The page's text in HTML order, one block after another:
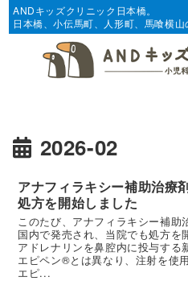
ANDキッズクリニック日本橋。
日本橋、小伝馬町、人形町、馬喰横
2026-02
アナフィラキシー補助治療
処方を開始しました
このたび、アナフィラキシー補
国内で発売され、当院でも処方を
アドレナリンを鼻腔内に投与する
エピペン®︎とは異なり、注射を使
エピ...